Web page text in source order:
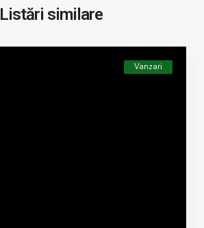
Listări similare
Vanzari